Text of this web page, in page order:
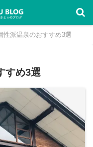
性派温泉のおすすめ3選
すめ3選